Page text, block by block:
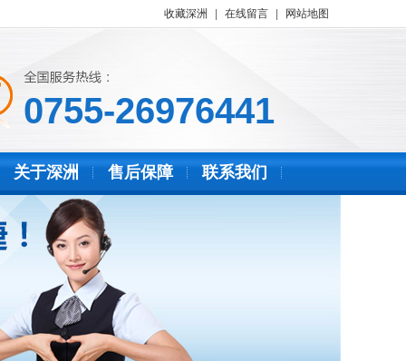
收藏深洲 在线留言 网站地图
0755-26976441
关于深洲 售后保障 联系我们